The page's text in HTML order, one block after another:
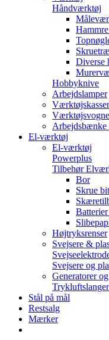
Håndværktøj
Diverse
Hobbyknive
Arbejdslamper
Arbejdsbænke
El-værktøj
El-værktøj
Powerplus
Tilbehør
Bor
Skrue
Højtryksrenser
Svejsere &
Svejsere og
Generatorer
Stål på mål
Restsalg
Mærker